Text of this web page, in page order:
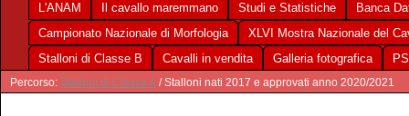
L'ANAM Il cavallo maremmano Studi e Statistiche
Banca
Campionato Nazionale di Morfologia
XLVI Mostra Nazionale del
Stalloni di Classe B
Cavalli in vendita Galleria fotografica
Percorso: Stalloni di Classe A / Stalloni nati 2017 e approvati anno 2020/2021